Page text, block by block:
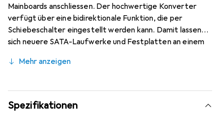
Mainboards anschliessen. Der hochwertige Konverter
verfügt über eine bidirektionale Funktion, die per
Schiebeschalter eingestellt werden kann. Damit lassen
sich neuere SATA-Laufwerke und Festplatten an einem
Mehr anzeigen
Spezifikationen